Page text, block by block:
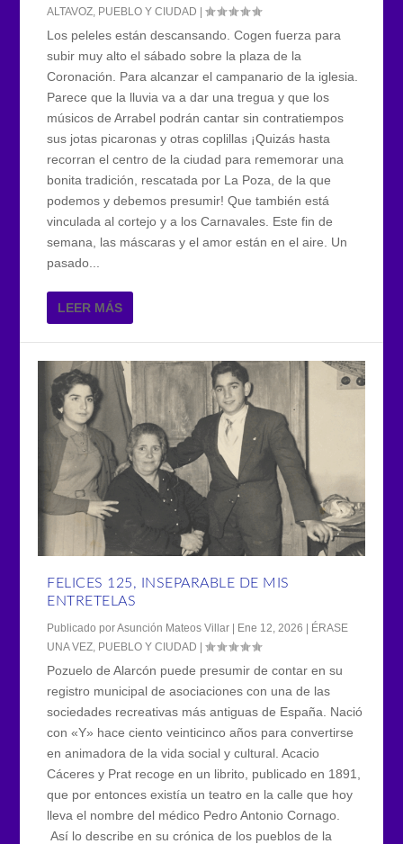
ALTAVOZ PUEBLO Y CIUDAD |
Los peleles están descansando. Cogen fuerza para
subir muy alto el sábado sobre la plaza de la
Coronación. Para alcanzar el campanario de la iglesia.
Parece que la lluvia va a dar una tregua y que los
músicos de Arrabel podrán cantar sin contratiempos
sus jotas picaronas y otras coplillas ¡Quizás hasta
recorran el centro de la ciudad para rememorar una
bonita tradición, rescatada por La Poza, de la que
podemos y debemos presumir! Que también está
vinculada al cortejo y a los Carnavales. Este fin de
semana, las máscaras y el amor están en el aire. Un
pasado...
LEER MÁS
FELICES 125, INSEPARABLE DE MIS
ENTRETELAS
Publicado porAsunción Mateos Villar Ene 12, 2026
ÉRASE
UNA VEZ, PUEBLO Y CIUDAD |
Pozuelo de Alarcón puede presumir de contar en su
registro municipal de asociaciones con una de las
sociedades recreativas más antiguas de España. Nació
con «Y» hace ciento veinticinco años para convertirse
en animadora de la vida social y cultural. Acacio
Cáceres y Prat recoge en un librito, publicado en 1891,
que por entonces existía un teatro en la calle que hoy
lleva el nombre del médico Pedro Antonio Cornago.
Así lo describe en su crónica de los pueblos de la